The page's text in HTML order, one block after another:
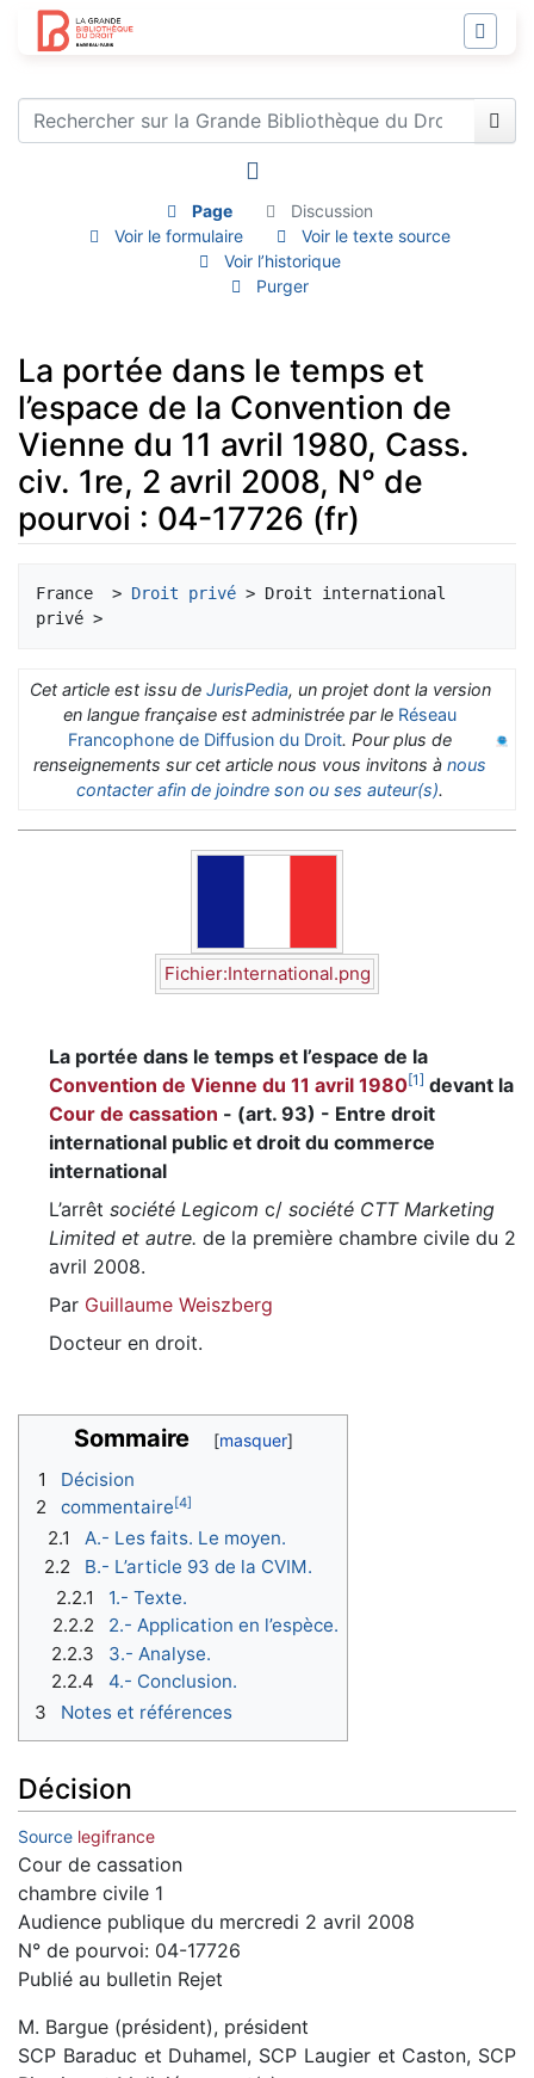
Page
Discussion
Voir le formulaire
Voir le texte source
Voir l’historique
Purger
La portée dans le temps et
l’espace de la Convention de
Vienne du 11 avril 1980, Cass.
civ. 1re, 2 avril 2008, N° de
pourvoi : 04-17726 (fr)
France  > Droit privé > Droit international
Cet article est issu de JurisPedia, un projet dont la version
en langue française est administrée par le Réseau
Francophone de Diffusion du Droit. Pour plus de
renseignements sur cet article nous vous invitons à nous
contacter afin de joindre son ou ses auteur(s).
Fichier:International.png
La portée dans le temps et l’espace de la
Convention de Vienne du 11 avril 1980[1] devant la
Cour de cassation - (art. 93) - Entre droit
international public et droit du commerce
international
L’arrêt société Legicom c/ société CTT Marketing
Limited et autre. de la première chambre civile du 2
avril 2008.
Par Guillaume Weiszberg
Docteur en droit.
Sommaire
1
Décision
2
commentaire[4]
2.1
A.- Les faits. Le moyen.
2.2
B.- L’article 93 de la CVIM.
2.2.1
1.- Texte.
2.2.2
2.- Application en l’espèce.
2.2.3
3.- Analyse.
2.2.4
4.- Conclusion.
3
Notes et références
Décision
Source legifrance
Cour de cassation
chambre civile 1
Audience publique du mercredi 2 avril 2008
N° de pourvoi: 04-17726
Publié au bulletin Rejet
M. Bargue (président), président
SCP Baraduc et Duhamel, SCP Laugier et Caston, SCP